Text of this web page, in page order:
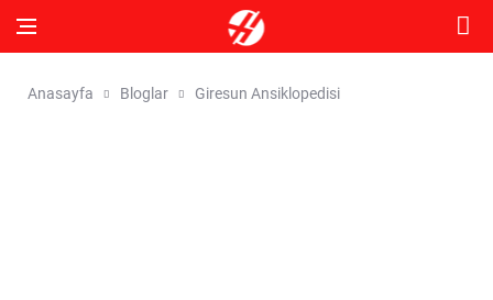
Anasayfa Bloglar Giresun Ansiklopedisi